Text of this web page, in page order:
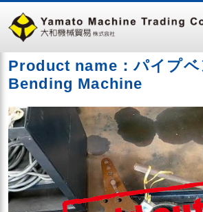
Product name：パイプ
Bending Machine